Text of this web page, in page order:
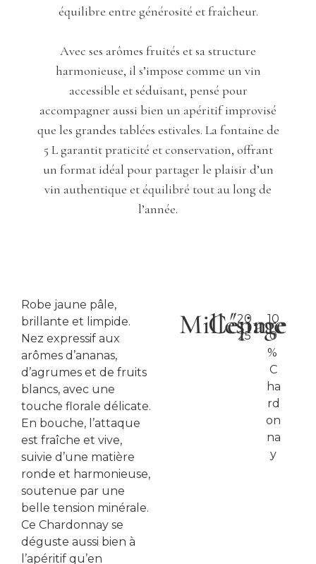
équilibre entre générosité et fraîcheur.
Avec ses arômes fruités et sa structure
harmonieuse, il s’impose comme un vin
accessible et séduisant, pensé pour
accompagner aussi bien un apéritif improvisé
que les grandes tablées estivales. La fontaine de
5 L garantit praticité et conservation, offrant
un format idéal pour partager le plaisir d’un
vin authentique et équilibré tout au long de
l’année.
Robe jaune pâle,
brillante et limpide.
Nez expressif aux
arômes d’ananas,
d’agrumes et de fruits
blancs, avec une
touche florale délicate.
En bouche, l’attaque
est fraîche et vive,
suivie d’une matière
ronde et harmonieuse,
soutenue par une
belle tension minérale.
Ce Chardonnay se
déguste aussi bien à
l’apéritif qu’en
Millésime
Cépage
20
25
10
0
%
C
ha
rd
on
na
y